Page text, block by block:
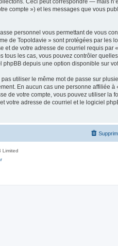
compte ») et les messages que vous
personnel vous permettant de vous
de Topoldavie » sont protégées par les
et de votre adresse de courriel requis par
les cas, vous pouvez contrôler
depuis une option disponible sur
utiliser le même mot de passe sur
En aucun cas une personne affiliée à
de votre compte, vous pouvez utiliser la
votre adresse de courriel et le logiciel
Limited